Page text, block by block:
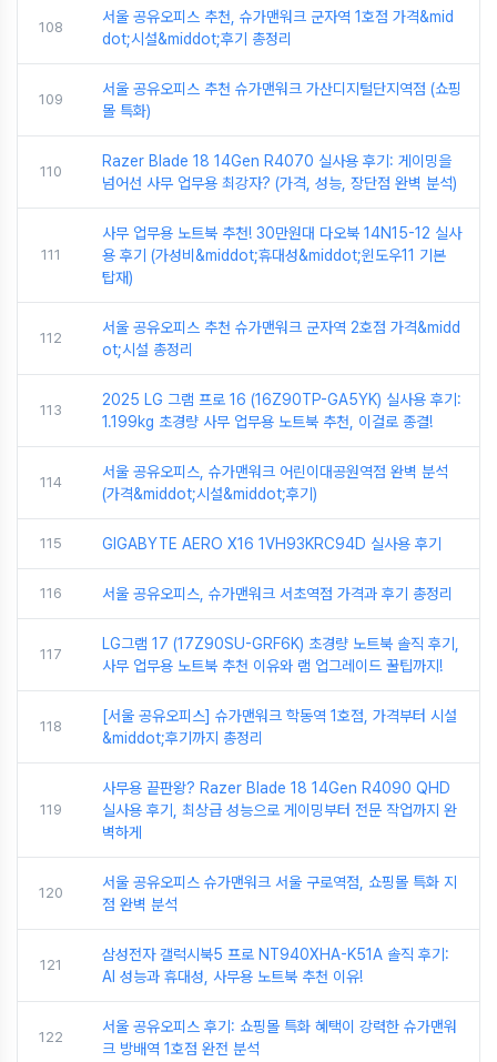
108
서울 공유오피스 추천, 슈가맨워크 군자역 1호점 가격&mid
dot;시설&middot;후기 총정리
109
서울 공유오피스 추천 슈가맨워크 가산디지털단지역점 (쇼핑
몰 특화)
110
Razer Blade 18 14Gen R4070 실사용 후기: 게이밍을
넘어선 사무 업무용 최강자? (가격, 성능, 장단점 완벽 분석)
111
사무 업무용 노트북 추천! 30만원대 다오북 14N15-12 실사
용 후기 (가성비&middot;휴대성&middot;윈도우11 기본
탑재)
112
서울 공유오피스 추천 슈가맨워크 군자역 2호점 가격&midd
ot;시설 총정리
113
2025 LG 그램 프로 16 (16Z90TP-GA5YK) 실사용 후기:
1.199kg 초경량 사무 업무용 노트북 추천, 이걸로 종결!
114
서울 공유오피스, 슈가맨워크 어린이대공원역점 완벽 분석
(가격&middot;시설&middot;후기)
115 GIGABYTE AERO X16 1VH93KRC94D 실사용 후기
116 서울 공유오피스, 슈가맨워크 서초역점 가격과 후기 총정리
117
LG그램 17 (17Z90SU-GRF6K) 초경량 노트북 솔직 후기,
사무 업무용 노트북 추천 이유와 램 업그레이드 꿀팁까지!
118
[서울 공유오피스] 슈가맨워크 학동역 1호점, 가격부터 시설
&middot;후기까지 총정리
119
사무용 끝판왕? Razer Blade 18 14Gen R4090 QHD
실사용 후기, 최상급 성능으로 게이밍부터 전문 작업까지 완
벽하게
120
서울 공유오피스 슈가맨워크 서울 구로역점, 쇼핑몰 특화 지
점 완벽 분석
121
삼성전자 갤럭시북5 프로 NT940XHA-K51A 솔직 후기:
AI 성능과 휴대성, 사무용 노트북 추천 이유!
122
서울 공유오피스 후기: 쇼핑몰 특화 혜택이 강력한 슈가맨워
크 방배역 1호점 완전 분석